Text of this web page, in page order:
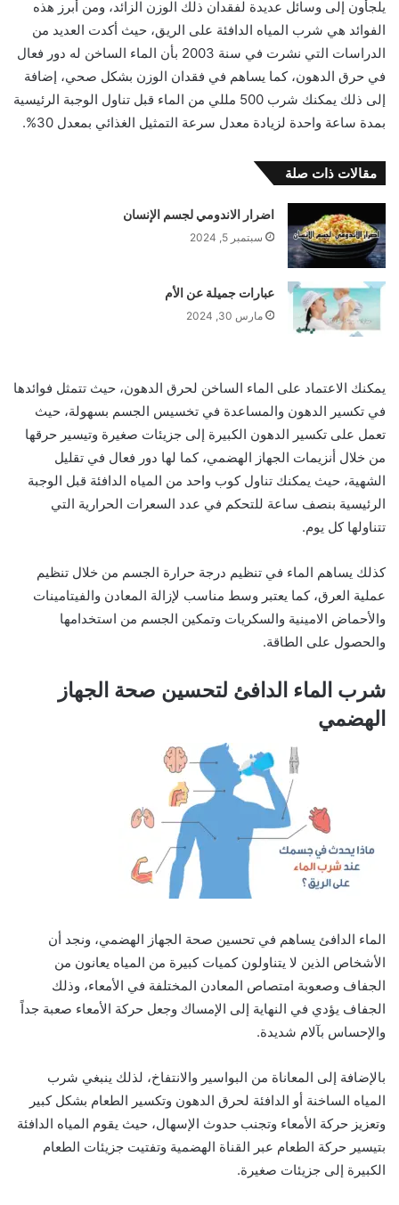
يلجأون إلى وسائل عديدة لفقدان ذلك الوزن الزائد، ومن أبرز هذه
الفوائد هي شرب المياه الدافئة على الريق، حيث أكدت العديد من
الدراسات التي نشرت في سنة 2003 بأن الماء الساخن له دور فعال
في حرق الدهون، كما يساهم في فقدان الوزن بشكل صحي، إضافة
إلى ذلك يمكنك شرب 500 مللي من الماء قبل تناول الوجبة الرئيسية
بمدة ساعة واحدة لزيادة معدل سرعة التمثيل الغذائي بمعدل 30%.
مقالات ذات صلة
اضرار الاندومي لجسم الإنسان
سبتمبر 5, 2024
عبارات جميلة عن الأم
مارس 30, 2024
يمكنك الاعتماد على الماء الساخن لحرق الدهون، حيث تتمثل فوائدها
في تكسير الدهون والمساعدة في تخسيس الجسم بسهولة، حيث
تعمل على تكسير الدهون الكبيرة إلى جزيئات صغيرة وتيسير حرقها
من خلال أنزيمات الجهاز الهضمي، كما لها دور فعال في تقليل
الشهية، حيث يمكنك تناول كوب واحد من المياه الدافئة قبل الوجبة
الرئيسية بنصف ساعة للتحكم في عدد السعرات الحرارية التي
تتناولها كل يوم.
كذلك يساهم الماء في تنظيم درجة حرارة الجسم من خلال تنظيم
عملية العرق، كما يعتبر وسط مناسب لإزالة المعادن والفيتامينات
والأحماض الامينية والسكريات وتمكين الجسم من استخدامها
والحصول على الطاقة.
شرب الماء الدافئ لتحسين صحة الجهاز
الهضمي
الماء الدافئ يساهم في تحسين صحة الجهاز الهضمي، ونجد أن
الأشخاص الذين لا يتناولون كميات كبيرة من المياه يعانون من
الجفاف وصعوبة امتصاص المعادن المختلفة في الأمعاء، وذلك
الجفاف يؤدي في النهاية إلى الإمساك وجعل حركة الأمعاء صعبة جداً
والإحساس بآلام شديدة.
بالإضافة إلى المعاناة من البواسير والانتفاخ، لذلك ينبغي شرب
المياه الساخنة أو الدافئة لحرق الدهون وتكسير الطعام بشكل كبير
وتعزيز حركة الأمعاء وتجنب حدوث الإسهال، حيث يقوم المياه الدافئة
بتيسير حركة الطعام عبر القناة الهضمية وتفتيت جزيئات الطعام
الكبيرة إلى جزيئات صغيرة.